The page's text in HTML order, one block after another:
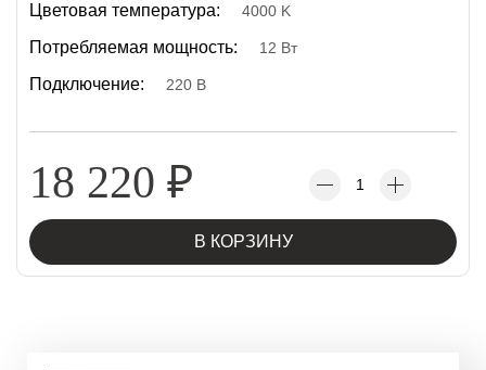
Цветовая температура: 4000 K
Потребляемая мощность: 12 Вт
Подключение: 220 В
18 220 ₽
В КОРЗИНУ